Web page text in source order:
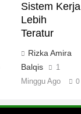
Sistem Kerja
Lebih
Teratur
Rizka Amira
Balqis
1
Minggu Ago
0